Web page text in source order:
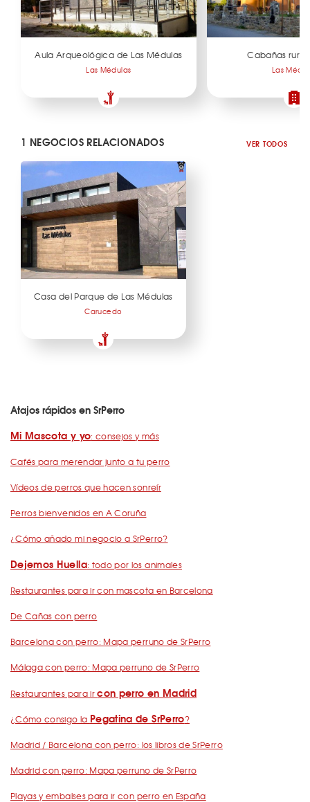
Aula Arqueológica de Las Médulas
Las Médulas
Cabañas
Las
1 NEGOCIOS RELACIONADOS VER TODOS
Casa del Parque de Las Médulas
Carucedo
Atajos rápidos en SrPerro
Mi Mascota y yo: consejos y más
Cafés para merendar junto a tu perro
Vídeos de perros que hacen sonreír
Perros bienvenidos en A Coruña
¿Cómo añado mi negocio a SrPerro?
Dejemos Huella: todo por los animales
Restaurantes para ir con mascota en Barcelona
De Cañas con perro
Barcelona con perro: Mapa perruno de SrPerro
Málaga con perro: Mapa perruno de SrPerro
Restaurantes para ircon perro en Madrid
¿Cómo consigo la Pegatina de SrPerro?
Madrid / Barcelona con perro: los libros de SrPerro
Madrid con perro: Mapa perruno de SrPerro
Playas y embalses para ir con perro en España